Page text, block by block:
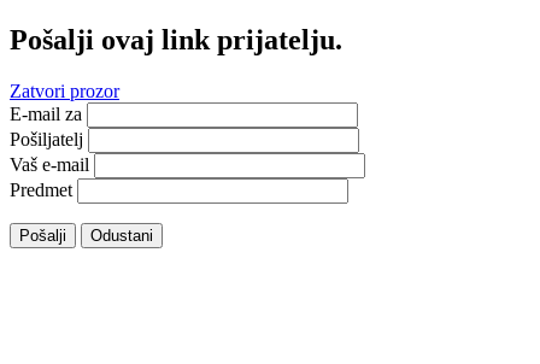
Pošalji ovaj link prijatelju.
Zatvori prozor
E-mail za
Pošiljatelj
Vaš e-mail
Predmet
Pošalji Odustani